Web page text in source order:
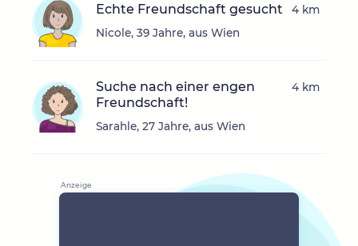
Echte Freundschaft gesucht
Nicole, 39 Jahre, aus Wien
4 km
Suche nach einer engen
Freundschaft!
Sarahle, 27 Jahre, aus Wien
4 km